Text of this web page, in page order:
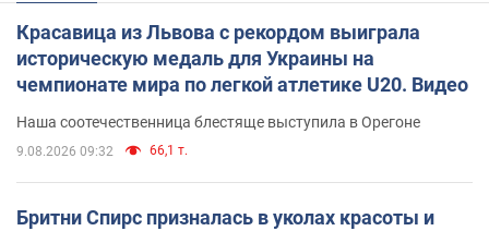
Красавица из Львова с рекордом выиграла
историческую медаль для Украины на
чемпионате мира по легкой атлетике U20. Видео
Наша соотечественница блестяще выступила в Орегоне
9.08.2026 09:32 66,1 т.
Бритни Спирс призналась в уколах красоты и